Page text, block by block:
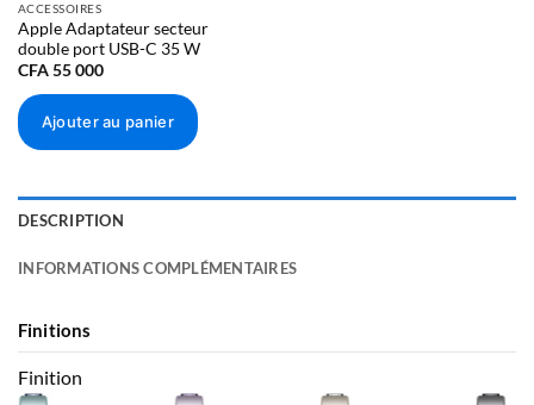
ACCESSOIRES
Apple Adaptateur secteur
double port USB-C 35 W
CFA55 000
Ajouter au panier
DESCRIPTION
INFORMATIONS COMPLÉMENTAIRES
Finitions
Finition